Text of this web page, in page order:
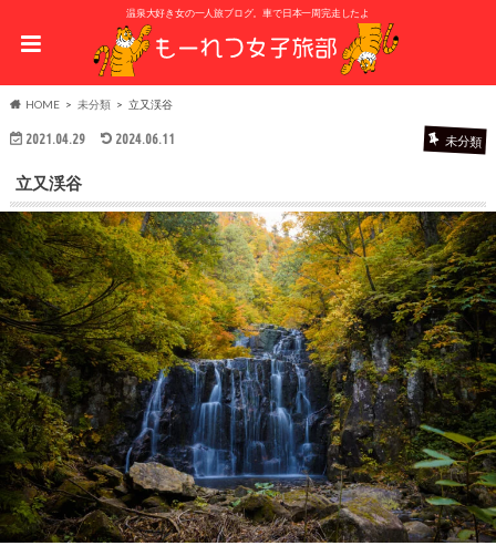
温泉大好き女の一人旅ブログ。車で日本一周完走したよ
HOME 未分類 立又渓谷
2021.04.29 2024.06.11 未分類
立又渓谷